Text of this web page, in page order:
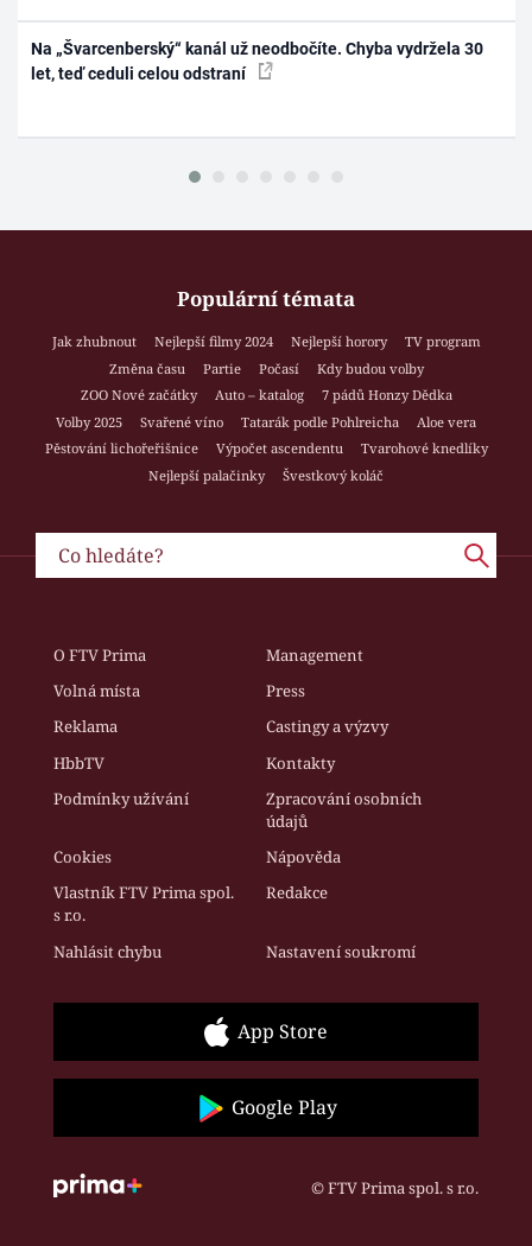
Na „Švarcenberský“ kanál už neodbočíte. Chyba vydržela 30
let, teď ceduli celou odstraní
Populární témata
Jak zhubnout Nejlepší filmy 2024 Nejlepší horory
TV program
Změna času
Partie Počasí
Kdy budou volby
ZOO Nové začátky
Auto – katalog
7 pádů Honzy Dědka
Volby 2025
Svařené víno Tatarák podle Pohlreicha
Aloe vera
Pěstování lichořeřišnice
Výpočet ascendentu
Tvarohové knedlíky
Nejlepší palačinky
Švestkový koláč
O FTV Prima
Management
Volná místa
Press
Reklama
Castingy a výzvy
HbbTV
Kontakty
Podmínky užívání
Zpracování osobních
údajů
Cookies
Nápověda
Vlastník FTV Prima spol.
s r.o.
Redakce
Nahlásit chybu Nastavení soukromí
App Store
Google Play
© FTV Prima spol. s r.o.